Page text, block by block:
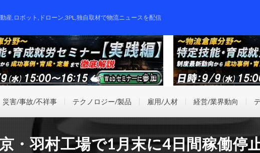
産,ロボット,ドローン,3PL,独自取材で物流ニュースを配信
災害/事故/不祥事 テクノロジー/製品 雇用/人材 経営/業界動向
・羽村工場で1月末に4日間稼働停